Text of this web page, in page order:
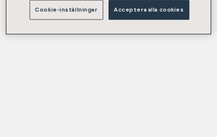
Cookie-inställningar Acceptera alla cookies